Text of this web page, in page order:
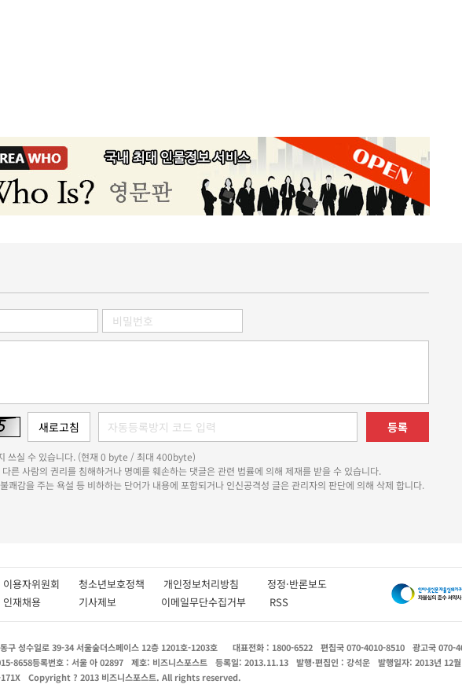
등록
쓰실 수 있습니다. (현재 0 byte / 최대 400byte)
른 사람의 권리를 침해하거나 명예를 훼손하는 댓글은 관련 법률에 의해 제재를 받을 수 있습니다.
쾌감을 주는 욕설 등 비하하는 단어가 내용에 포함되거나 인신공격성 글은 관리자의 판단에 의해 삭제 합니다.
이용자위원회 청소년보호정책 개인정보처리방침 정정·반론보도
인재채용 기사제보 이메일무단수집거부 RSS
구 성수일로 39-34 서울숲더스페이스 12층 1201호-1203호 대표전화 : 1800-6522 편집국 070-4010-8510
광고국 070-
8658등록번호 : 서울 아 02897 제호: 비즈니스포스트 등록일: 2013.11.13 발행·편집인 : 강석운 발행일자: 2013년 12
Copyright ? 2013 비즈니스포스트. All rights reserved.